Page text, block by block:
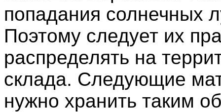
попадания солнечных
Поэтому следует их
распределять на
склада. Следующие
нужно хранить таким